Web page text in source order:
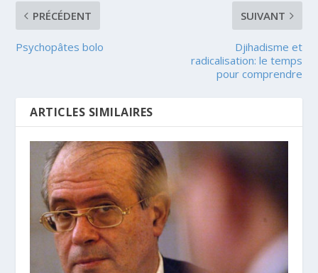
PRÉCÉDENT
Psychopâtes bolo
SUIVANT
Djihadisme et
radicalisation: le temps
pour comprendre
ARTICLES SIMILAIRES